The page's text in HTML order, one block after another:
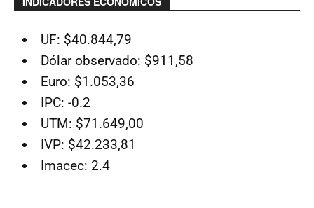
UF: $40.844,79
Dólar observado: $911,58
Euro: $1.053,36
IPC: -0.2
UTM: $71.649,00
IVP: $42.233,81
Imacec: 2.4